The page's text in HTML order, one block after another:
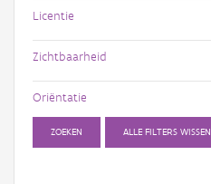
Licentie
Zichtbaarheid
Oriëntatie
ZOEKEN ALLE FILTERS WISSEN